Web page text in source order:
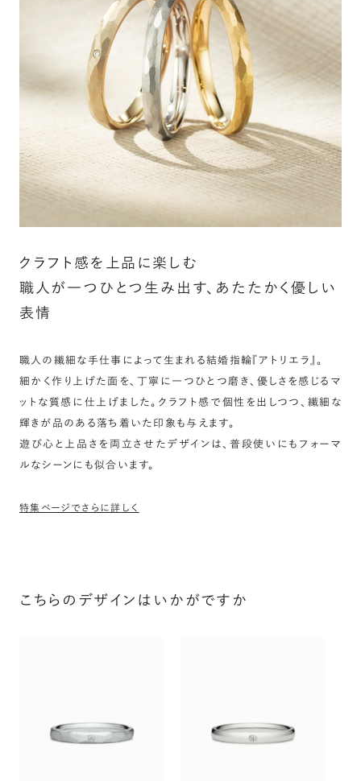
指輪の内側に、誕生石やピンクダイヤモンドなど、お好みの
宝石を選んでセッティングすることができます。ショッピング
カート画面で、お好みの宝石をお選びください (有料)。
クラフト感を上品に楽しむ
職人が一つひとつ生み出す、あたたかく優しい
表情
職人の繊細な手仕事によって生まれる結婚指輪『アトリエラ』。
細かく作り上げた面を、丁寧に一つひとつ磨き、優しさを感じるマ
ットな質感に仕上げました。クラフト感で個性を出しつつ、繊細な
輝きが品のある落ち着いた印象も与えます。
遊び心と上品さを両立させたデザインは、普段使いにもフォーマ
ルなシーンにも似合います。
特集ページでさらに詳しく
こちらのデザインはいかがですか